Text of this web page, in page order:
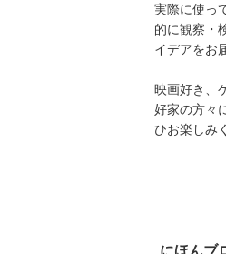
実際に使っ
的に観察・
イデアをお
映画好き、
好家の方々
ひお楽しみ
にほんブ